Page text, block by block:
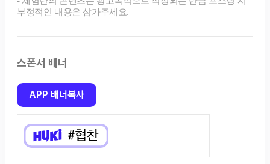
스폰서 배너
APP 배너복사